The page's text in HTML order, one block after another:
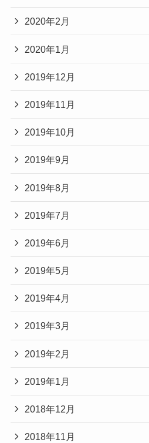
2020年2月
2020年1月
2019年12月
2019年11月
2019年10月
2019年9月
2019年8月
2019年7月
2019年6月
2019年5月
2019年4月
2019年3月
2019年2月
2019年1月
2018年12月
2018年11月